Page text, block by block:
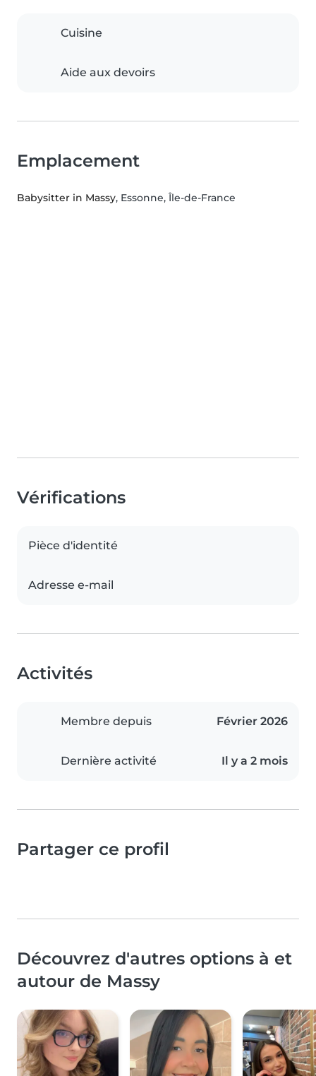
Cuisine
Aide aux devoirs
Emplacement
Babysitter in Massy, Essonne, Île-de-France
Vérifications
Pièce d'identité
Adresse e-mail
Activités
Membre depuis Février 2026
Dernière activité Il y a 2 mois
Partager ce profil
Découvrez d'autres options à et
autour de Massy